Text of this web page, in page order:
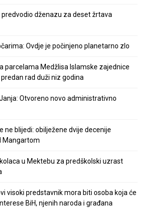
dženazu za deset žrtava
Ovdje je počinjeno planetarno zlo
parcelama Medžlisa Islamske zajednice
rad duži niz godina
Otvoreno novo administrativno
ne blijedi: obilježene dvije decenije
Mangartom
u Mektebu za predškolski uzrast
visoki predstavnik mora biti osoba koja će
BiH, njenih naroda i građana